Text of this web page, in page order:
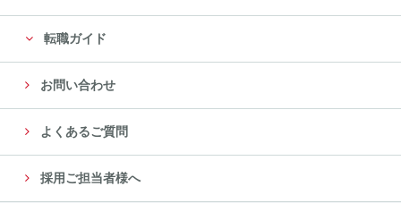
転職ガイド
お問い合わせ
よくあるご質問
採用ご担当者様へ